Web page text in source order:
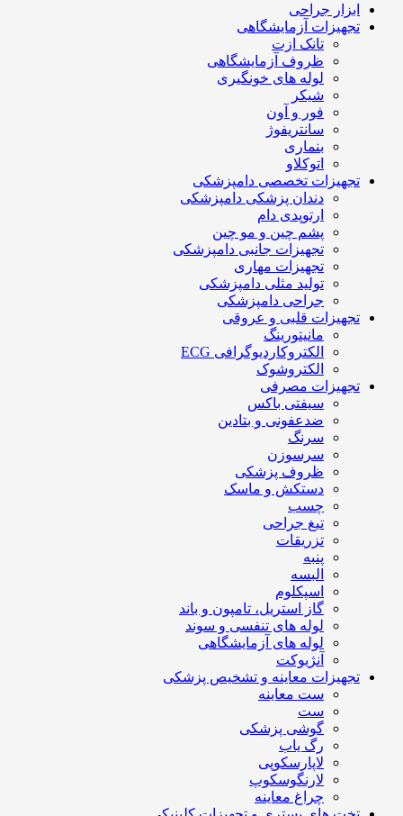
ابزار جراحی
تجهیزات آزمایشگاهی
تانک ازت
ظروف آزمایشگاهی
لوله های خونگیری
شیکر
فور و آون
سانتریفوژ
بنماری
اتوکلاو
تجهیزات تخصصی دامپزشکی
دندان پزشکی دامپزشکی
ارتوپدی دام
پشم چین و مو چین
تجهیزات جانبی دامپزشکی
تجهیزات مهاری
تولید مثلی دامپزشکی
جراحی دامپزشکی
تجهیزات قلبی و عروقی
مانیتورینگ
الکتروکاردیوگرافی ECG
الکتروشوک
تجهیزات مصرفی
سیفتی باکس
ضدعفونی و بتادین
سرنگ
سرسوزن
ظروف پزشکی
دستکش و ماسک
چسب
تیغ جراحی
تزریقات
پنبه
البسه
اسپکلوم
گاز استریل، تامپون و باند
لوله های تنفسی و سوند
لوله های آزمایشگاهی
آنژیوکت
تجهیزات معاینه و تشخیص پزشکی
ست معاینه
ست
گوشی پزشکی
رگ یاب
لاپارسکوپی
لارنگوسکوپ
چراغ معاینه